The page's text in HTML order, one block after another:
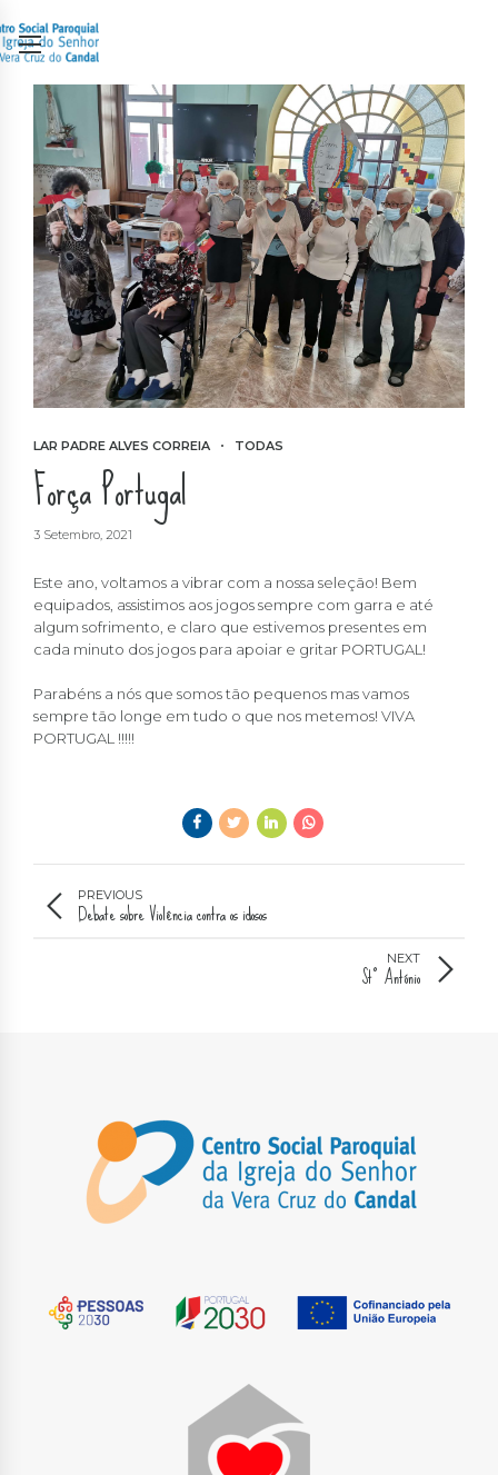
LAR PADRE ALVES CORREIA TODAS
Força Portugal
3 Setembro, 2021
Este ano, voltamos a vibrar com a nossa seleção! Bem
equipados, assistimos aos jogos sempre com garra e até
algum sofrimento, e claro que estivemos presentes em
cada minuto dos jogos para apoiar e gritar PORTUGAL!
Parabéns a nós que somos tão pequenos mas vamos
sempre tão longe em tudo o que nos metemos! VIVA
PORTUGAL !!!!!
PREVIOUS
Debate sobre Violência contra os idosos
NEXT
Stº António